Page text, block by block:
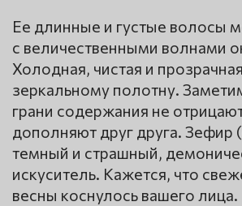
Ее длинные и густые волосы
с величественными волнами
Холодная, чистая и
зеркальному полотну.
грани содержания не
дополняют друг друга. Зефир
темный и страшный,
искуситель. Кажется, что
весны коснулось вашего лица.